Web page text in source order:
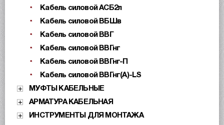
Кабель силовой АСБ2л
Кабель силовой ВБШв
Кабель силовой ВВГ
Кабель силовой ВВГнг
Кабель силовой ВВГнг-П
Кабель силовой ВВГнг(А)-LS
МУФТЫ КАБЕЛЬНЫЕ
АРМАТУРА КАБЕЛЬНАЯ
ИНСТРУМЕНТЫ ДЛЯ МОНТАЖА